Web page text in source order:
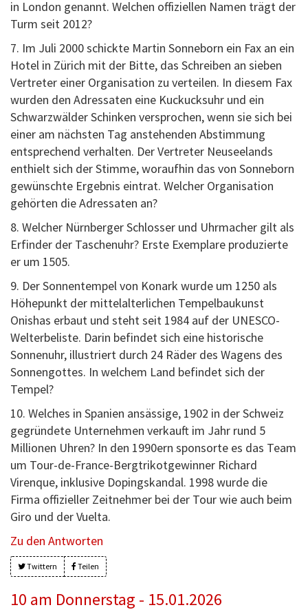
in London genannt. Welchen offiziellen Namen trägt der
Turm seit 2012?
7. Im Juli 2000 schickte Martin Sonneborn ein Fax an ein
Hotel in Zürich mit der Bitte, das Schreiben an sieben
Vertreter einer Organisation zu verteilen. In diesem Fax
wurden den Adressaten eine Kuckucksuhr und ein
Schwarzwälder Schinken versprochen, wenn sie sich bei
einer am nächsten Tag anstehenden Abstimmung
entsprechend verhalten. Der Vertreter Neuseelands
enthielt sich der Stimme, woraufhin das von Sonneborn
gewünschte Ergebnis eintrat. Welcher Organisation
gehörten die Adressaten an?
8. Welcher Nürnberger Schlosser und Uhrmacher gilt als
Erfinder der Taschenuhr? Erste Exemplare produzierte
er um 1505.
9. Der Sonnentempel von Konark wurde um 1250 als
Höhepunkt der mittelalterlichen Tempelbaukunst
Onishas erbaut und steht seit 1984 auf der UNESCO-
Welterbeliste. Darin befindet sich eine historische
Sonnenuhr, illustriert durch 24 Räder des Wagens des
Sonnengottes. In welchem Land befindet sich der
Tempel?
10. Welches in Spanien ansässige, 1902 in der Schweiz
gegründete Unternehmen verkauft im Jahr rund 5
Millionen Uhren? In den 1990ern sponsorte es das Team
um Tour-de-France-Bergtrikotgewinner Richard
Virenque, inklusive Dopingskandal. 1998 wurde die
Firma offizieller Zeitnehmer bei der Tour wie auch beim
Giro und der Vuelta.
Zu den Antworten
Twittern Teilen
10 am Donnerstag - 15.01.2026